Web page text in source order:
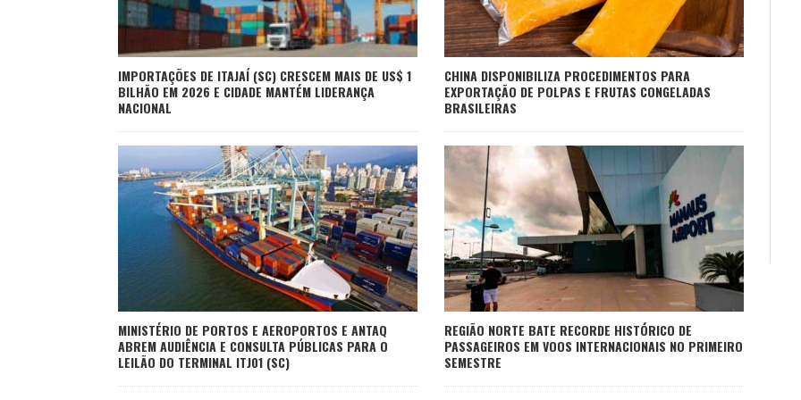
IMPORTAÇÕES DE ITAJAÍ (SC) CRESCEM MAIS DE US$ 1
BILHÃO EM 2026 E CIDADE MANTÉM LIDERANÇA
NACIONAL
CHINA DISPONIBILIZA PROCEDIMENTOS PARA
EXPORTAÇÃO DE POLPAS E FRUTAS CONGELADAS
BRASILEIRAS
MINISTÉRIO DE PORTOS E AEROPORTOS E ANTAQ
ABREM AUDIÊNCIA E CONSULTA PÚBLICAS PARA O
LEILÃO DO TERMINAL ITJ01 (SC)
REGIÃO NORTE BATE RECORDE HISTÓRICO DE
PASSAGEIROS EM VOOS INTERNACIONAIS NO PRIMEIRO
SEMESTRE